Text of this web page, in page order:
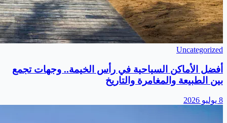
Uncategorized
أفضل الأماكن السياحية في رأس الخيمة.. وجهات تجمع
بين الطبيعة والمغامرة والتاريخ
8 يوليو 2026